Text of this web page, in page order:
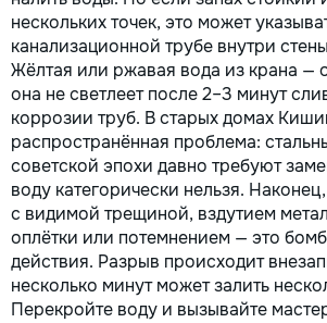
dumneavoastră! Realizăm
interiorul cât mai aproape
posibil de proiectul de design,
cu atenție la fiecare detaliu.
Contactați-ne pentru o
consultație gratuită și un
deviz fără obligații: 069 376
542 +373 603 31 178 Viber |
WhatsApp | Telegram
Disponibili zilnic pentru
consultații și programări. Deviz
gratuit Consultanță
profesională Soluții pentru
orice buget Reparații
executate la timp și cu
нескольких точек, это может
канализационной трубе внутри
Жёлтая или ржавая вода из крана —
она не светлеет после 2–3 минут
коррозии труб. В старых домах
распространённая проблема:
советской эпохи давно требуют
воду категорически нельзя.
с видимой трещиной, вздутием
оплётки или потемнением — это
действия. Разрыв происходит
несколько минут может залить
Перекройте воду и вызывайте